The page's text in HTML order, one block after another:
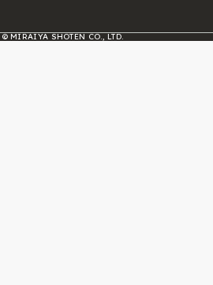
© MIRAIYA SHOTEN CO., LTD.